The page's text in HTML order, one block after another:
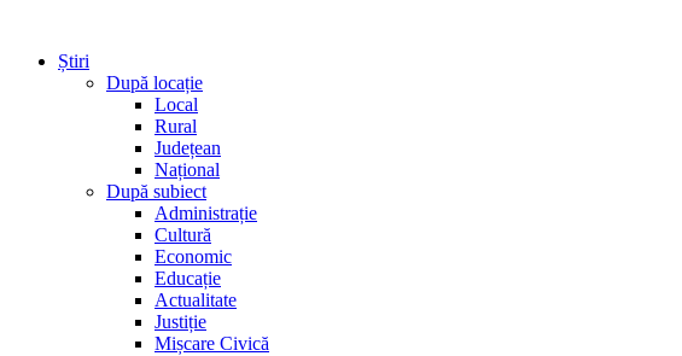
Știri
După locație
Local
Rural
Județean
Național
După subiect
Administrație
Cultură
Economic
Educație
Actualitate
Justiție
Mișcare Civică